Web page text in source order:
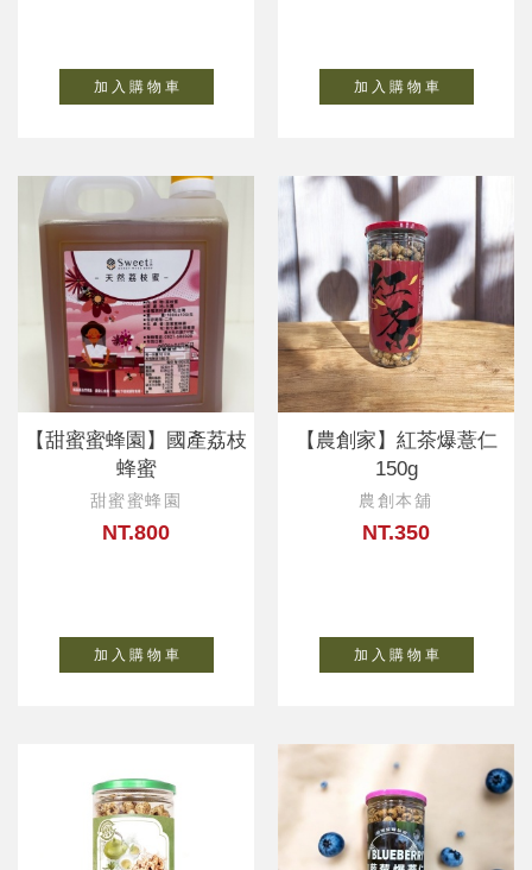
加 入 購 物 車 加 入 購 物 車
【甜蜜蜜蜂園】國產荔枝
蜂蜜
甜蜜蜜蜂園
NT.800
加 入 購 物 車
【農創家】紅茶爆薏仁
150g
農創本舖
NT.350
加 入 購 物 車